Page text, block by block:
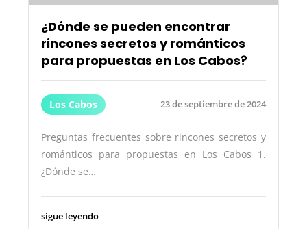
¿Dónde se pueden encontrar
rincones secretos y románticos
para propuestas en Los Cabos?
Los Cabos 23 de septiembre de 2024
Preguntas frecuentes sobre rincones secretos y
románticos para propuestas en Los Cabos 1.
¿Dónde se…
sigue leyendo